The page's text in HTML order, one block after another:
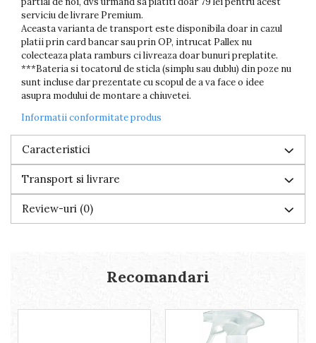
serviciu de livrare Premium.
Aceasta varianta de transport este disponibila doar in cazul
platii prin card bancar sau prin OP, intrucat Pallex nu
colecteaza plata ramburs ci livreaza doar bunuri preplatite.
***Bateria si tocatorul de sticla (simplu sau dublu) din poze nu
sunt incluse dar prezentate cu scopul de a va face o idee
asupra modului de montare a chiuvetei.
Informatii conformitate produs
Caracteristici
Transport si livrare
Review-uri (0)
Recomandari